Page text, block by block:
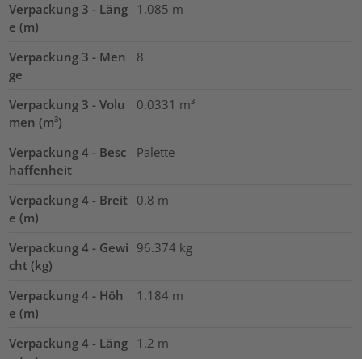
Verpackung 3 - Läng
e (m)
1.085 m
Verpackung 3 - Men
ge
8
Verpackung 3 - Volu
men (m³)
0.0331 m³
Verpackung 4 - Besc
haffenheit
Palette
Verpackung 4 - Breit
e (m)
0.8 m
Verpackung 4 - Gewi
cht (kg)
96.374 kg
Verpackung 4 - Höh
e (m)
1.184 m
Verpackung 4 - Läng 1.2 m